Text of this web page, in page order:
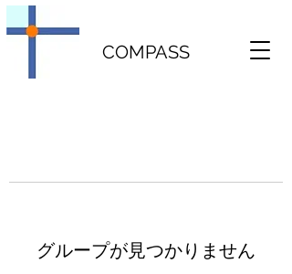
COMPASS
グループが見つかりません